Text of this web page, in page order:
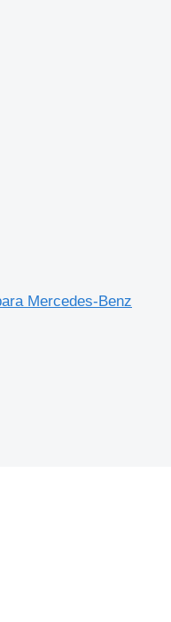
Mercedes-Benz